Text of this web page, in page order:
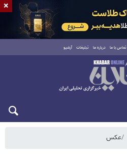
تماس با ما درباره ما تبلیغات آرشیو
عکس
×